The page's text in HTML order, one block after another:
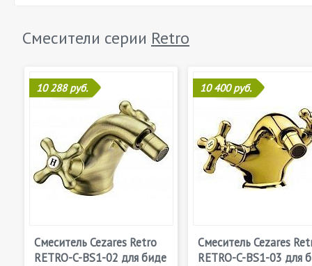
Смесители серии Retro
10 288 руб.
Смеситель Cezares Retro
RETRO-C-BS1-02 для биде
10 400 руб.
Смеситель Cezares
RETRO-C-BS1-03 для